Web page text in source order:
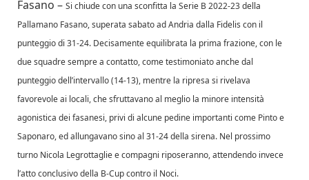
Fasano – Si chiude con una sconfitta la Serie B 2022-23 della
Pallamano Fasano, superata sabato ad Andria dalla Fidelis con il
punteggio di 31-24. Decisamente equilibrata la prima frazione, con le
due squadre sempre a contatto, come testimoniato anche dal
punteggio dell’intervallo (14-13), mentre la ripresa si rivelava
favorevole ai locali, che sfruttavano al meglio la minore intensità
agonistica dei fasanesi, privi di alcune pedine importanti come Pinto e
Saponaro, ed allungavano sino al 31-24 della sirena. Nel prossimo
turno Nicola Legrottaglie e compagni riposeranno, attendendo invece
l’atto conclusivo della B-Cup contro il Noci.